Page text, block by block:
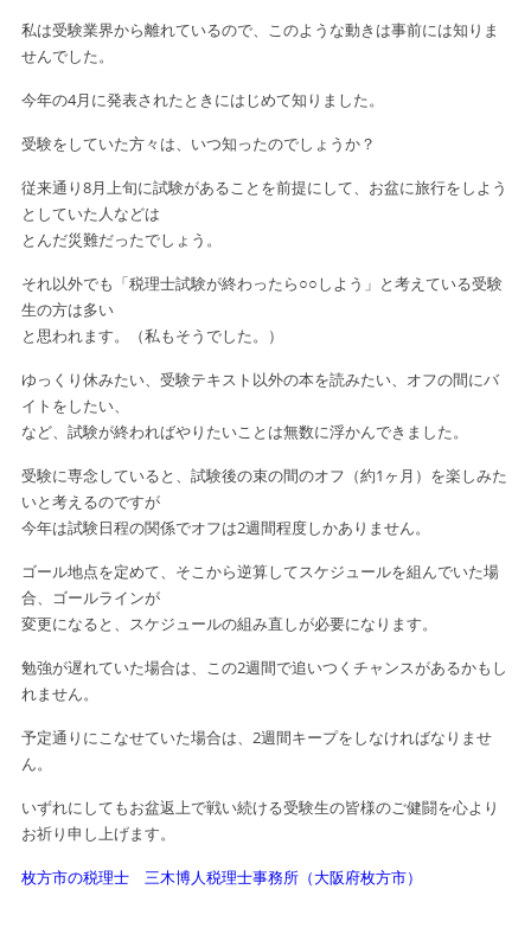
私は受験業界から離れているので、このような動きは事前には知りま
せんでした。
今年の4月に発表されたときにはじめて知りました。
受験をしていた方々は、いつ知ったのでしょうか？
従来通り8月上旬に試験があることを前提にして、お盆に旅行をしよう
としていた人などは
とんだ災難だったでしょう。
それ以外でも「税理士試験が終わったら○○しよう」と考えている受験
生の方は多い
と思われます。（私もそうでした。）
ゆっくり休みたい、受験テキスト以外の本を読みたい、オフの間にバ
イトをしたい、
など、試験が終わればやりたいことは無数に浮かんできました。
受験に専念していると、試験後の束の間のオフ（約1ヶ月）を楽しみた
いと考えるのですが
今年は試験日程の関係でオフは2週間程度しかありません。
ゴール地点を定めて、そこから逆算してスケジュールを組んでいた場
合、ゴールラインが
変更になると、スケジュールの組み直しが必要になります。
勉強が遅れていた場合は、この2週間で追いつくチャンスがあるかもし
れません。
予定通りにこなせていた場合は、2週間キープをしなければなりませ
ん。
いずれにしてもお盆返上で戦い続ける受験生の皆様のご健闘を心より
お祈り申し上げます。
枚方市の税理士 三木博人税理士事務所（大阪府枚方市）